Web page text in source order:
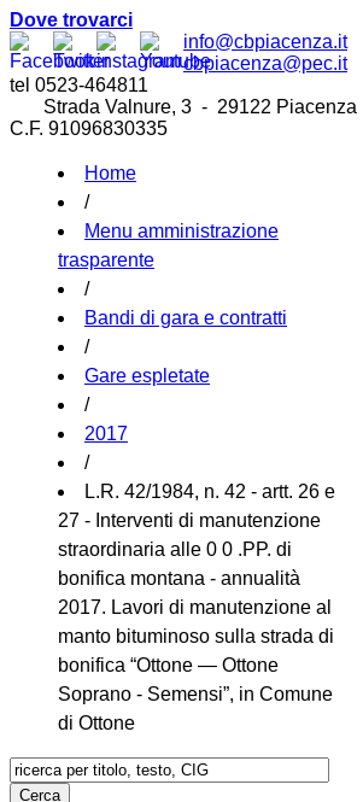
Dove trovarci
info@cbpiacenza.it
cbpiacenza@pec.it
tel 0523-464811
Strada Valnure, 3 - 29122 Piacenza
C.F. 91096830335
Home
/
Menu amministrazione
trasparente
/
Bandi di gara e contratti
/
Gare espletate
/
2017
/
L.R. 42/1984, n. 42 - artt. 26 e
27 - Interventi di manutenzione
straordinaria alle 0 0 .PP. di
bonifica montana - annualità
2017. Lavori di manutenzione al
manto bituminoso sulla strada di
bonifica “Ottone — Ottone
Soprano - Semensi”, in Comune
di Ottone